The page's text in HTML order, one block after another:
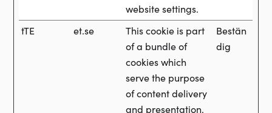
website settings.
tTE et.se
This cookie is part
of a bundle of
cookies which
serve the purpose
of content delivery
and presentation.
Bestän
dig